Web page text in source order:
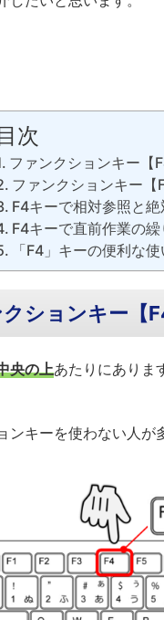
次
ファンクションキー【
ファンクションキー【
F4キーで相対参照と
F4キーで直前作業の
「F4」キーの便利な
ションキー【
央の上あたりにありま
ンキーを使わない人が